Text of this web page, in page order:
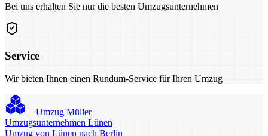
Bei uns erhalten Sie nur die besten Umzugsunternehmen
Service
Wir bieten Ihnen einen Rundum-Service für Ihren Umzug
Umzug Müller
Umzugsunternehmen Lünen
Umzug von Lünen nach Berlin